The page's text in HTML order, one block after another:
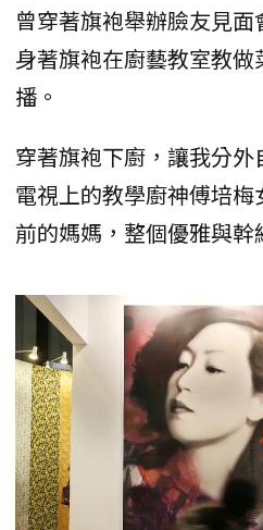
曾穿著旗袍舉辦臉友見
身著旗袍在廚藝教室教
播。
穿著旗袍下廚，讓我分
電視上的教學廚神傅培
前的媽媽，整個優雅與幹